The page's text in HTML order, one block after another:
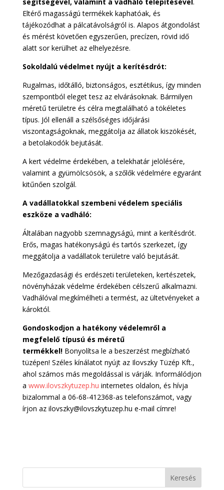
Eltérő magasságú termékek kaphatóak, és
tájékozódhat a pálcatávolságról is. Alapos átgondolást
és mérést követően egyszerűen, precízen, rövid idő
alatt sor kerülhet az elhelyezésre.
Sokoldalú védelmet nyújt a kerítésdrót:
Rugalmas, időtálló, biztonságos, esztétikus, így minden
szempontból eleget tesz az elvárásoknak. Bármilyen
méretű területre és célra megtalálható a tökéletes
típus. Jól ellenáll a szélsőséges időjárási
viszontagságoknak, meggátolja az állatok kiszökését,
a betolakodók bejutását.
A kert védelme érdekében, a telekhatár jelölésére,
valamint a gyümölcsösök, a szőlők védelmére egyaránt
kitűnően szolgál.
A vadállatokkal szembeni védelem speciális
eszköze a vadháló:
Általában nagyobb szemnagyságú, mint a kerítésdrót.
Erős, magas hatékonyságú és tartós szerkezet, így
meggátolja a vadállatok területre való bejutását.
Mezőgazdasági és erdészeti területeken, kertészetek,
növényházak védelme érdekében célszerű alkalmazni.
Vadhálóval megkímélheti a termést, az ültetvényeket a
károktól.
Gondoskodjon a hatékony védelemről a
megfelelő típusú és méretű
termékkel!Bonyolítsa le a beszerzést megbízható
tüzépen! Széles kínálatot nyújt az Ilovszky Tüzép Kft.,
ahol számos más megoldással is várják. Informálódjon
a www.ilovszkytuzep.hu internetes oldalon, és hívja
bizalommal a 06-68-412368-as telefonszámot, vagy
írjon az ilovszky@ilovszkytuzep.hu e-mail címre!